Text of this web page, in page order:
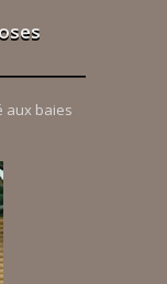
aux baies